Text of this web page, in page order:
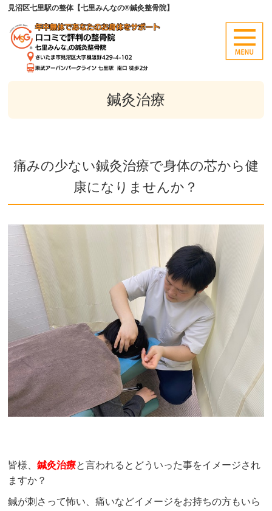
見沼区七里駅の整体【七里みんなの®鍼灸整骨院】
鍼灸治療
痛みの少ない鍼灸治療で身体の芯から健
康になりませんか？
皆様、鍼灸治療と言われるとどういった事をイメージされ
ますか？
鍼が刺さって怖い、痛いなどイメージをお持ちの方もいら